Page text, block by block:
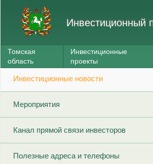
Инвестиционный
Томская
область
Инвестиционные
проекты
Инвестиционные новости
Мероприятия
Канал прямой связи инвесторов
Полезные адреса и телефоны